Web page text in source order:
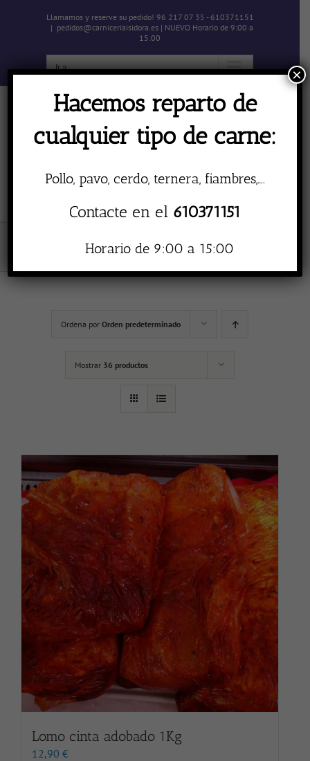
Llamamos y reserve su pedido! 96 217 07 35 - 610371151
| pedidos@carniceriaisidora.es | NUEVO Horario de 9:00 a
15:00
Ir a...
Ordena por Orden predeterminado
Mostrar 36 productos
Lomo cinta adobado 1Kg
12,90 €
Hacemos reparto de
cualquier tipo de carne:
Pollo, pavo, cerdo, ternera, fiambres,….
Contacte en el 610371151
Horario de 9:00 a 15:00
×